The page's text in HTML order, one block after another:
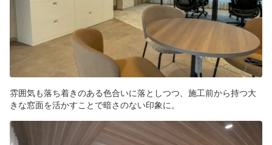
雰囲気も落ち着きのある色合いに落としつつ、施工前から持つ大
きな窓面を活かすことで暗さのない印象に。